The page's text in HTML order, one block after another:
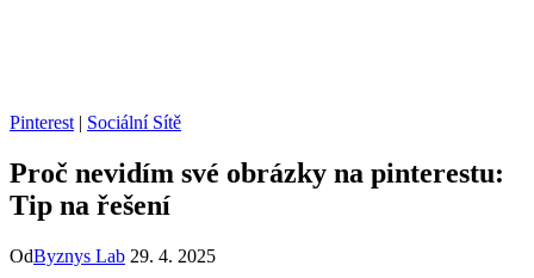
Pinterest| Sociální Sítě
Proč nevidím své obrázky na pinterestu:
Tip na řešení
OdByznys Lab 29. 4. 2025